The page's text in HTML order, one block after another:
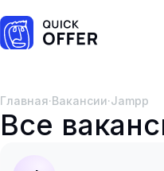
Главная·Вакансии· jampp
Все